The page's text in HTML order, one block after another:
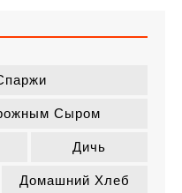
Сыром
Дичь
Домашний Хлеб